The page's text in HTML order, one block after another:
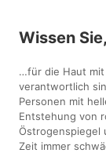
Wissen
…für die Haut mit
verantwortlich
Personen mit
Entstehung von
Östrogenspiegel
Zeit immer